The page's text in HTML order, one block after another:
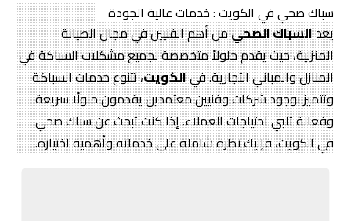
سباك صحي في الكويت : خدمات عالية الجودة
يعدالسباك الصحيمن أهم الفنيين في مجال الصيانة
المنزلية، حيث يقدم حلولاً متخصصة لجميع مشكلات السباكة في
المنازل والمباني التجارية. فيالكويت، تتنوع خدمات السباكة
وتتميز بوجود شركات وفنيين معتمدين يقدمون حلولًا سريعة
وفعالة تلبي احتياجات العملاء. إذا كنت تبحث عن سباك صحي
في الكويت، فإليك نظرة شاملة على خدماته وأهمية اختياره.